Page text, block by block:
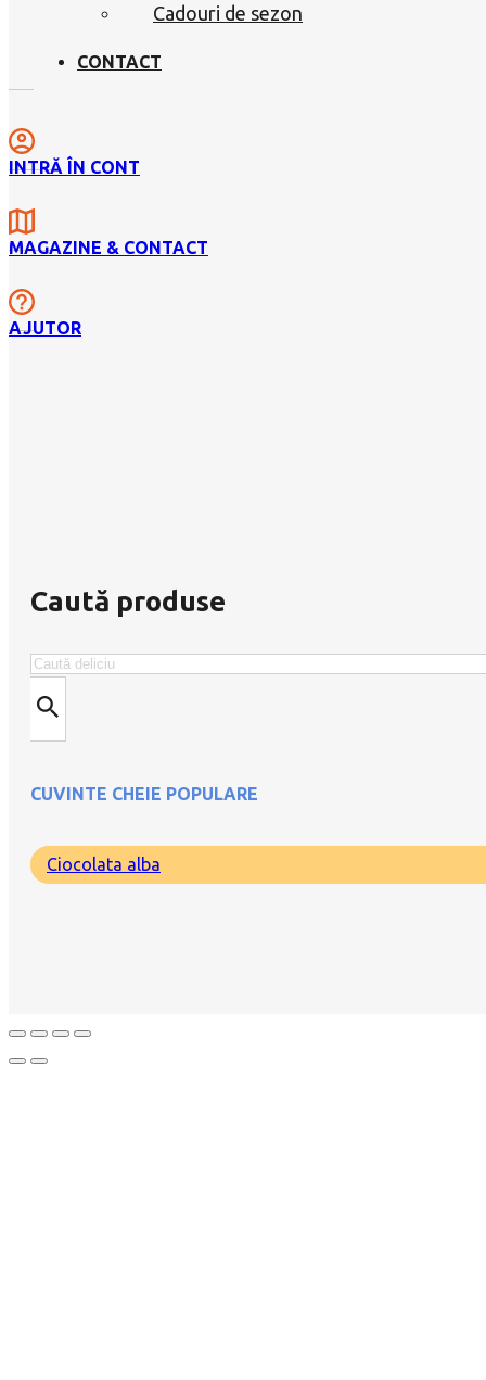
Cadouri de sezon
CONTACT
INTRĂ ÎN CONT
MAGAZINE & CONTACT
AJUTOR
Caută produse
Search
CUVINTE CHEIE POPULARE
Ciocolata alba